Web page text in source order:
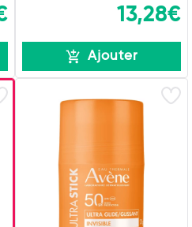
13,28€
Ajouter